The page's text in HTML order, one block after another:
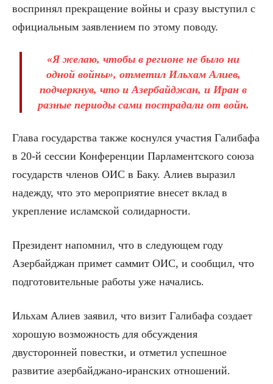
воспринял прекращение войны и сразу выступил с
официальным заявлением по этому поводу.
«Я желаю, чтобы в регионе не было ни
одной войны», отметил Ильхам Алиев,
подчеркнув, что и Азербайджан, и Иран в
разные периоды сами пострадали от войн.
Глава государства также коснулся участия Галибафа
в 20-й сессии Конференции Парламентского союза
государств членов ОИС в Баку. Алиев выразил
надежду, что это мероприятие внесет вклад в
укрепление исламской солидарности.
Президент напомнил, что в следующем году
Азербайджан примет саммит ОИС, и сообщил, что
подготовительные работы уже начались.
Ильхам Алиев заявил, что визит Галибафа создает
хорошую возможность для обсуждения
двусторонней повестки, и отметил успешное
развитие азербайджано-иранских отношений.